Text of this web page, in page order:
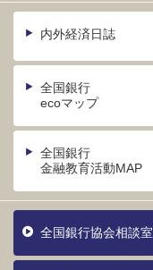
内外経済日誌
全国銀行
ecoマップ
全国銀行
金融教育活動MAP
全国銀行協会相談室